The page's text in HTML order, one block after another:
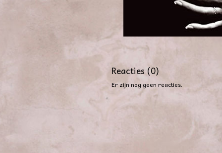
Reacties (0)
Er zijn nog geen reacties.